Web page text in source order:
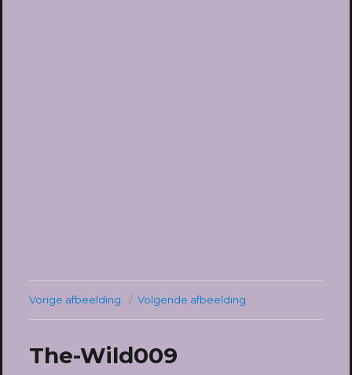
Vorige afbeelding Volgende afbeelding
The-Wild009